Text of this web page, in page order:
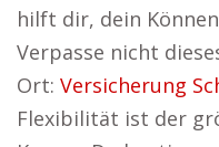
hilft dir, dein
Verpasse nicht
Ort: Versicherung
Flexibilität ist der